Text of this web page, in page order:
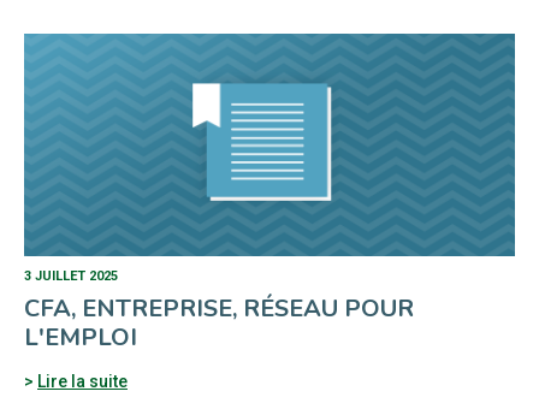
3 JUILLET 2025
CFA, ENTREPRISE, RÉSEAU POUR
L'EMPLOI
Lire la suite